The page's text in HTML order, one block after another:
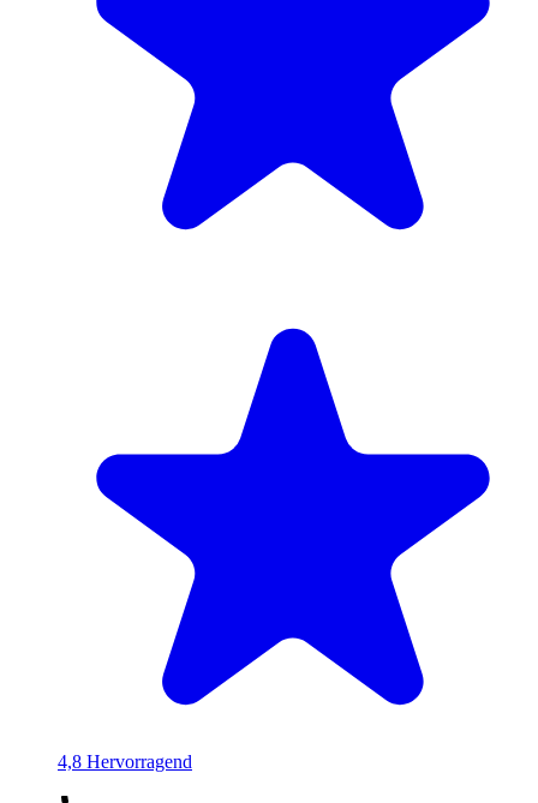
4,8 Hervorragend